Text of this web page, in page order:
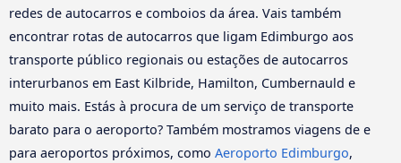
redes de autocarros e comboios da área. Vais também
encontrar rotas de autocarros que ligam Edimburgo aos
transporte público regionais ou estações de autocarros
interurbanos em East Kilbride, Hamilton, Cumbernauld e
muito mais. Estás à procura de um serviço de transporte
barato para o aeroporto? Também mostramos viagens de e
para aeroportos próximos, como Aeroporto Edimburgo,